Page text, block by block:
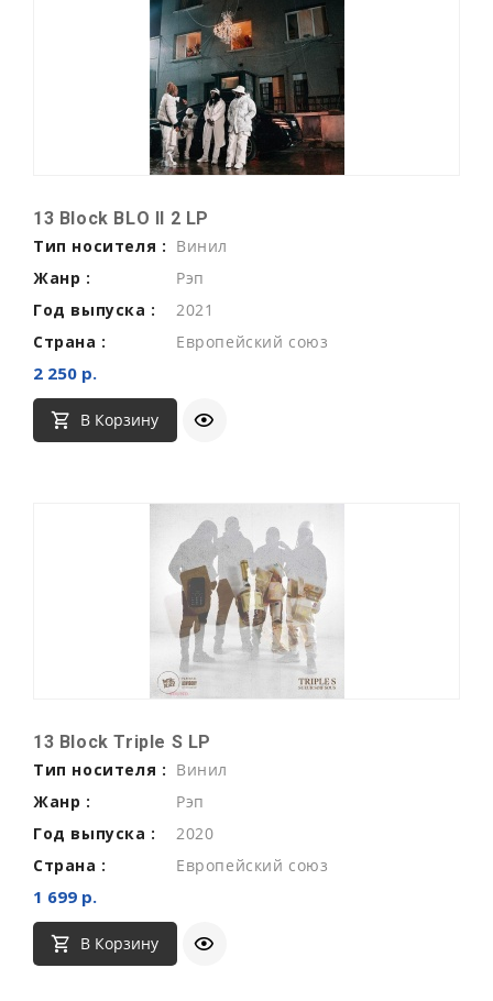
13 Block BLO II 2 LP
Тип носителя : Винил
Жанр :
Рэп
Год выпуска :
2021
Страна :
Европейский союз
2 250 р.
В Корзину
13 Block Triple S LP
Тип носителя : Винил
Жанр :
Рэп
Год выпуска :
2020
Страна :
Европейский союз
1 699 р.
В Корзину